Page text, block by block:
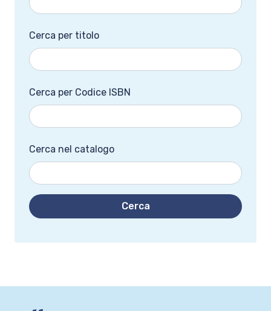
Cerca per titolo
Cerca per Codice ISBN
Cerca nel catalogo
Cerca